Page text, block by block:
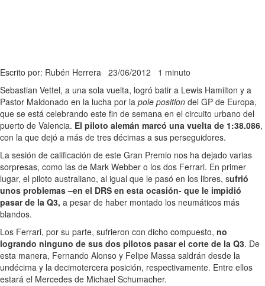
Escrito por: Rubén Herrera 23/06/2012 1 minuto
Sebastian Vettel, a una sola vuelta, logró batir a Lewis Hamilton y a
Pastor Maldonado en la lucha por la pole position del GP de Europa,
que se está celebrando este fin de semana en el circuito urbano del
puerto de Valencia. El piloto alemán marcó una vuelta de 1:38.086,
con la que dejó a más de tres décimas a sus perseguidores.
La sesión de calificación de este Gran Premio nos ha dejado varias
sorpresas, como las de Mark Webber o los dos Ferrari. En primer
lugar, el piloto australiano, al igual que le pasó en los libres, sufrió
unos problemas –en el DRS en esta ocasión- que le impidió
pasar de la Q3, a pesar de haber montado los neumáticos más
blandos.
Los Ferrari, por su parte, sufrieron con dicho compuesto, no
logrando ninguno de sus dos pilotos pasar el corte de la Q3. De
esta manera, Fernando Alonso y Felipe Massa saldrán desde la
undécima y la decimotercera posición, respectivamente. Entre ellos
estará el Mercedes de Michael Schumacher.